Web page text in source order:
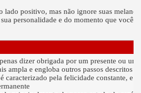
lado positivo, mas não ignore suas
personalidade e do momento que você
dizer obrigada por um presente ou um
ampla e engloba outros passos descritos
caracterizado pela felicidade constante, e